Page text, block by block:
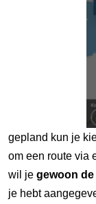
gepland kun je
om een route via
wil je gewoon
je hebt